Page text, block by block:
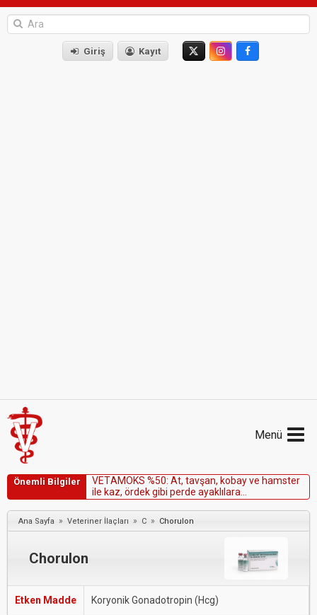
Giriş Kayıt
Menü
Önemli Bilgiler VETAMOKS %50: At, tavşan, kobayve hamster
i e kaz, ördekgibi perde ayakı ara
uygulanmamalıdır.
Ana Sayfa » Veteriner İlaçları » C » Chorulon
Chorulon
Etken Madde Koryonik Gonadotropin (Hcg)